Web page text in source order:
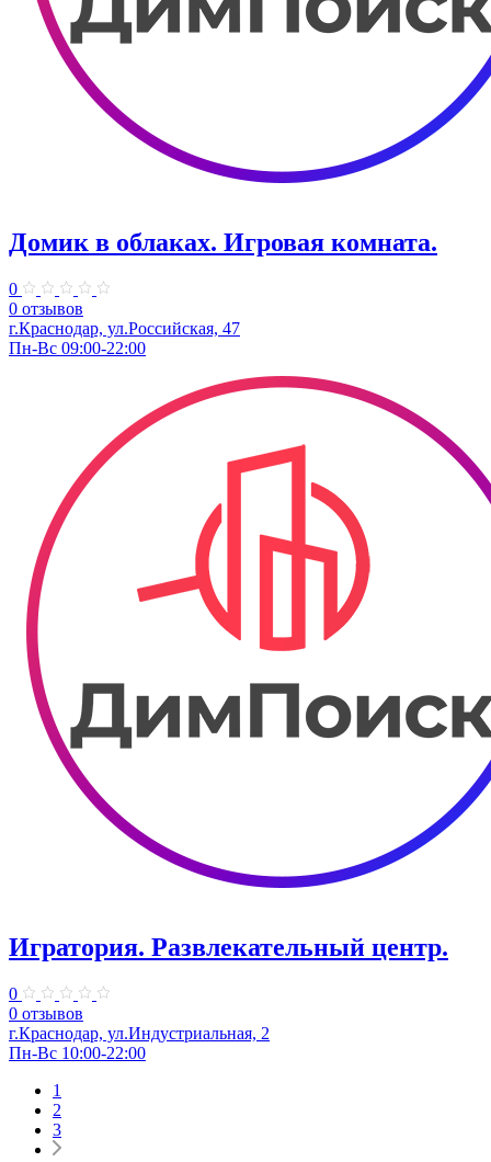
Домик в облаках. ​Игровая комната.
0
0 отзывов
г.Краснодар, ул.​Российская, 47
Пн-Вс 09:00-22:00
Игратория. Развлекательный центр.
0
0 отзывов
г.Краснодар, ул.Индустриальная, 2
Пн-Вс 10:00-22:00
1
2
3